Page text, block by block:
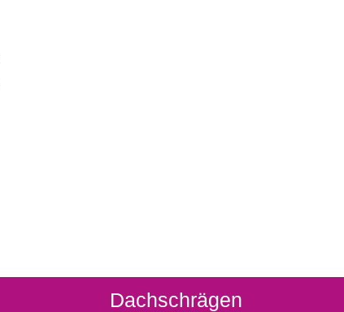
Dachschrägen